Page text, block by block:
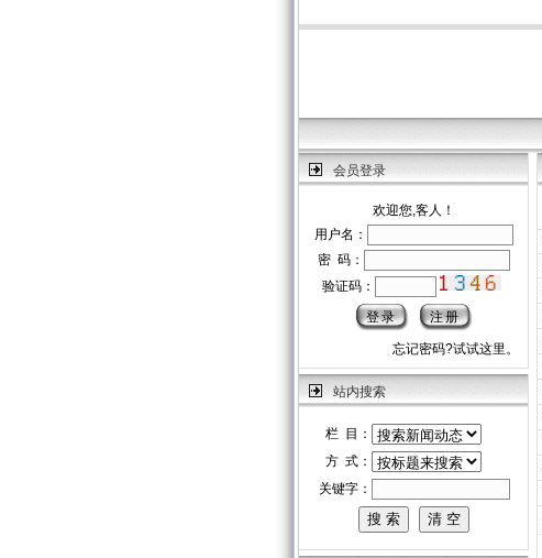
会员登录
欢迎您,客人！
用户名：
密 码：
验证码：
忘记密码?试试这里。
站内搜索
栏 目：
方 式：
关键字：